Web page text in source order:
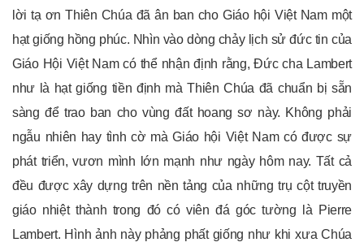
lời tạ ơn Thiên Chúa đã ân ban cho Giáo hội Việt Nam một
hạt giống hồng phúc. Nhìn vào dòng chảy lịch sử đức tin của
Giáo Hội Việt Nam có thể nhận định rằng, Đức cha Lambert
như là hạt giống tiền định mà Thiên Chúa đã chuẩn bị sẵn
sàng để trao ban cho vùng đất hoang sơ này. Không phải
ngẫu nhiên hay tình cờ mà Giáo hội Việt Nam có được sự
phát triển, vươn mình lớn mạnh như ngày hôm nay. Tất cả
đều được xây dựng trên nền tảng của những trụ cột truyền
giáo nhiệt thành trong đó có viên đá góc tường là Pierre
Lambert. Hình ảnh này phảng phất giống như khi xưa Chúa